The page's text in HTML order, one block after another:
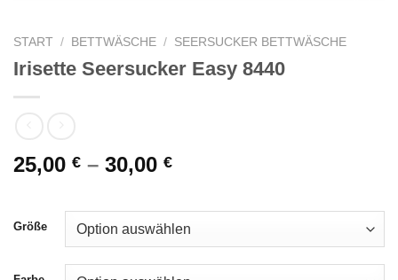
START / BETTWÄSCHE / SEERSUCKER BETTWÄSCHE
Irisette Seersucker Easy 8440
25,00 € – 30,00 €
Größe